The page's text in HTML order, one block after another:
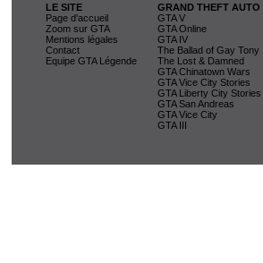
LE SITE
Page d'accueil
Zoom sur GTA
Mentions légales
Contact
Equipe GTA Légende
GRAND THEFT AUTO
GTA V
GTA Online
GTA IV
The Ballad of Gay Tony
The Lost & Damned
GTA Chinatown Wars
GTA Vice City Stories
GTA Liberty City Stories
GTA San Andreas
GTA Vice City
GTA III